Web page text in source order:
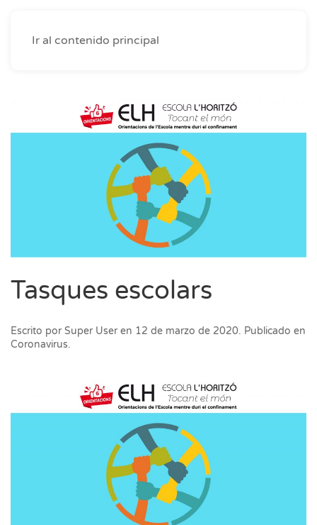
Ir al contenido principal
Tasques escolars
Escrito por Super User en 12 de marzo de 2020. Publicado en
Coronavirus.